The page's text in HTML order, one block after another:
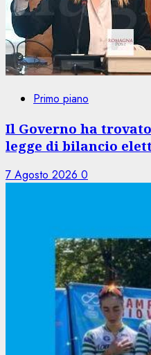
Primo piano
Il Governo ha
legge di bilancio
7 Agosto 2026 0